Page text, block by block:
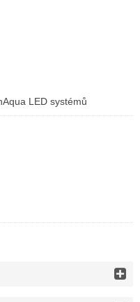
LED systémů